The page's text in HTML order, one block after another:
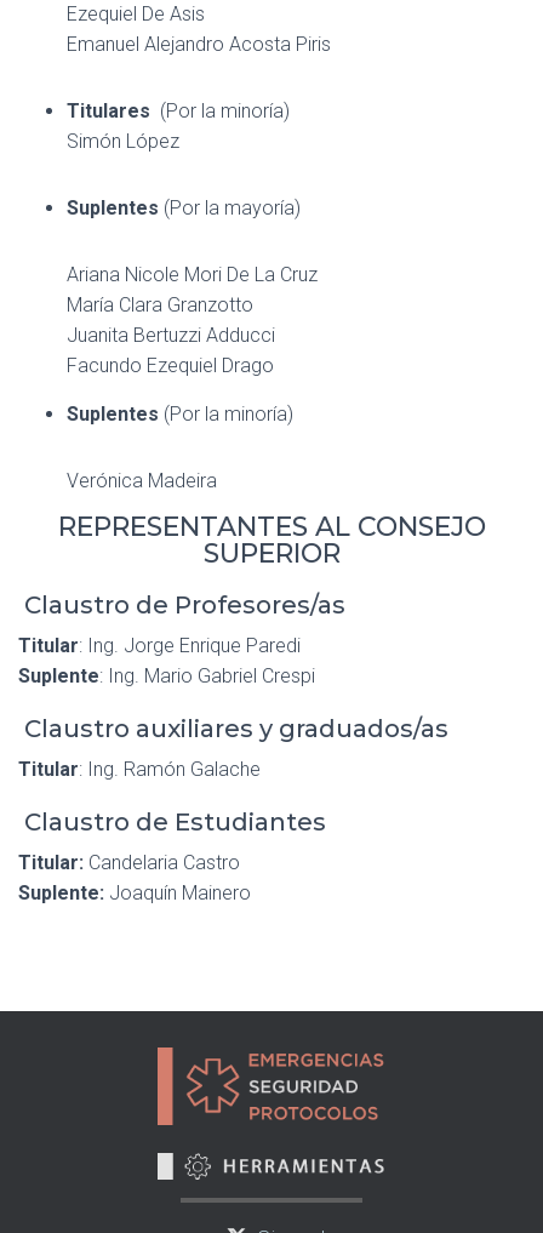
Ezequiel De Asis
Emanuel Alejandro Acosta Piris
Titulares (Por la minoría)
Simón López
Suplentes (Por la mayoría)
Ariana Nicole Mori De La Cruz
María Clara Granzotto
Juanita Bertuzzi Adducci
Facundo Ezequiel Drago
Suplentes (Por la minoría)
Verónica Madeira
REPRESENTANTES AL CONSEJO
SUPERIOR
Claustro de Profesores/as
Titular: Ing. Jorge Enrique Paredi
Suplente: Ing. Mario Gabriel Crespi
Claustro auxiliares y graduados/as
Titular: Ing. Ramón Galache
Claustro de Estudiantes
Titular: Candelaria Castro
Suplente: Joaquín Mainero